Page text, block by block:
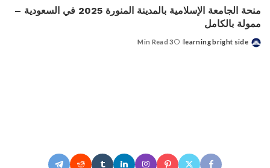
منحة الجامعة الإسلامية بالمدينة المنورة 2025 في السعودية –
ممولة بالكامل
Posted
learning bright side
3 Min Read